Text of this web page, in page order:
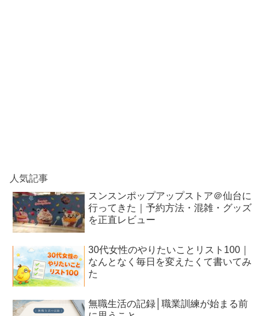
人気記事
スンスンポップアップストア＠仙台に
行ってきた｜予約方法・混雑・グッズ
を正直レビュー
30代女性のやりたいことリスト100｜
なんとなく毎日を変えたくて書いてみ
た
無職生活の記録│職業訓練が始まる前